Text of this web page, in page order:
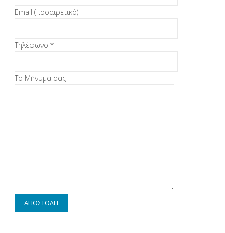
Email (προαιρετικό)
Τηλέφωνο *
Το Μήνυμα σας